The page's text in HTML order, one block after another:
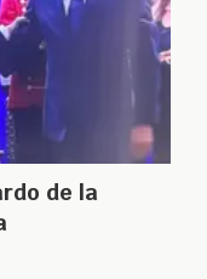
de la